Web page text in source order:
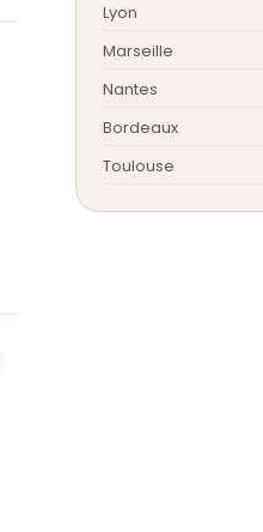
Lyon
Marseille
Nantes
Bordeaux
Toulouse